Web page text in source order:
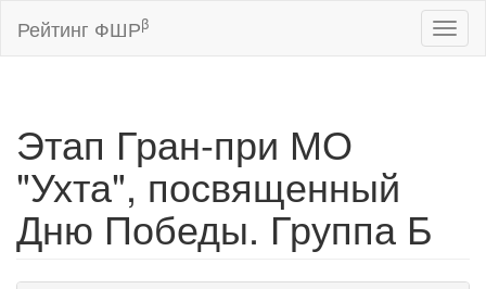
Рейтинг ФШРβ
Этап Гран-при МО
"Ухта", посвященный
Дню Победы. Группа Б